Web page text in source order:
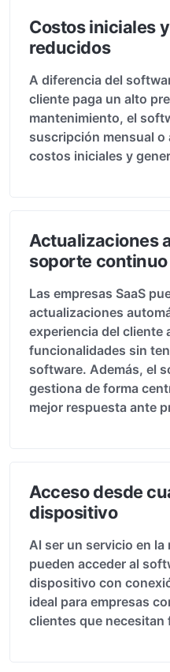
Costos iniciales
reducidos
A diferencia del
cliente paga un alto
mantenimiento, el
suscripción mensual o
costos iniciales y
Actualizaciones
soporte continuo
Las empresas SaaS
actualizaciones
experiencia del cliente
funcionalidades sin
software. Además, el
gestiona de forma
mejor respuesta ante
Acceso desde
dispositivo
Al ser un servicio en
pueden acceder al
dispositivo con
ideal para empresas
clientes que necesitan